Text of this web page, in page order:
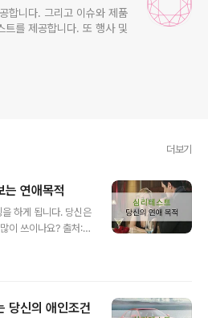
합니다. 그리고 이슈와 제품
트를 제공합니다. 또 행사 및
더보기
연애목적
하게 됩니다. 당신은
이 쓰이나요? 출처:
끼고 싶은 당신. 많은
느기고 싶은 당신. 당
당신의 애인조건